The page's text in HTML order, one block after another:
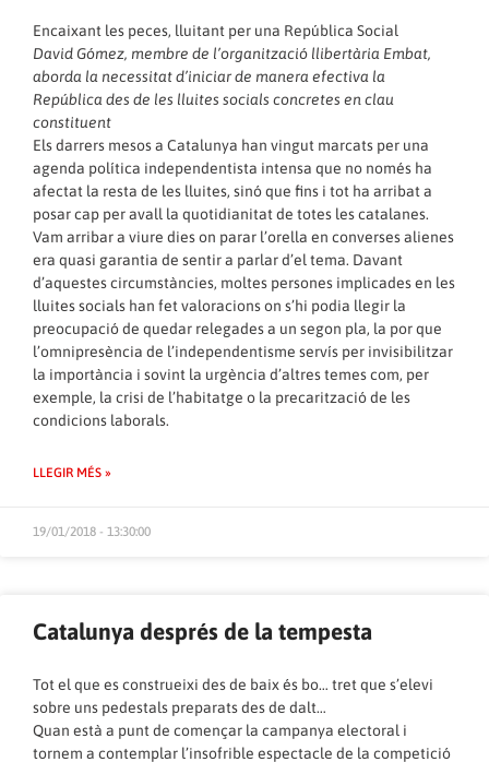
Encaixant les peces, lluitant per una República Social
David Gómez, membre de l’organització llibertària Embat,
aborda la necessitat d’iniciar de manera efectiva la
República des de les lluites socials concretes en clau
constituent
Els darrers mesos a Catalunya han vingut marcats per una
agenda política independentista intensa que no només ha
afectat la resta de les lluites, sinó que fins i tot ha arribat a
posar cap per avall la quotidianitat de totes les catalanes.
Vam arribar a viure dies on parar l’orella en converses alienes
era quasi garantia de sentir a parlar d’el tema. Davant
d’aquestes circumstàncies, moltes persones implicades en les
lluites socials han fet valoracions on s’hi podia llegir la
preocupació de quedar relegades a un segon pla, la por que
l’omnipresència de l’independentisme servís per invisibilitzar
la importància i sovint la urgència d’altres temes com, per
exemple, la crisi de l’habitatge o la precarització de les
condicions laborals.
LLEGIR MÉS »
19/01/2018 - 13:30:00
Catalunya després de la tempesta
Tot el que es construeixi des de baix és bo… tret que s’elevi
sobre uns pedestals preparats des de dalt…
Quan està a punt de començar la campanya electoral i
tornem a contemplar l’insofrible espectacle de la competició